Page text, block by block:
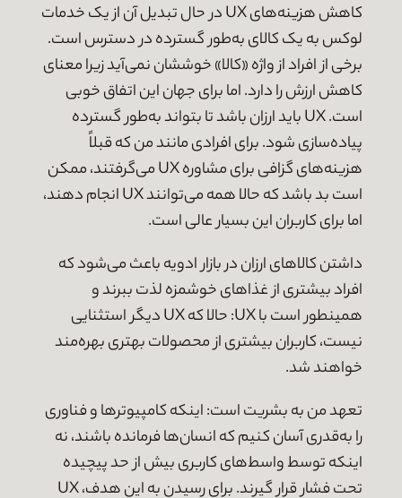
کاهش هزینه‌های UX در حال تبدیل آن از یک خدمات
لوکس به یک کالای به‌طور گسترده در دسترس است.
برخی از افراد از واژه «کالا» خوششان نمی‌آید زیرا معنای
کاهش ارزش را دارد. اما برای جهان این اتفاق خوبی
است. UX باید ارزان باشد تا بتواند به‌طور گسترده
پیاده‌سازی شود. برای افرادی مانند من که قبلاً
هزینه‌های گزافی برای مشاوره UX می‌گرفتند، ممکن
است بد باشد که حالا همه می‌توانند UX انجام دهند،
اما برای کاربران این بسیار عالی است.
داشتن کالاهای ارزان در بازار ادویه باعث می‌شود که
افراد بیشتری از غذاهای خوشمزه لذت ببرند و
همینطور است با UX: حالا که UX دیگر استثنایی
نیست، کاربران بیشتری از محصولات بهتری بهره‌مند
خواهند شد.
تعهد من به بشریت است: اینکه کامپیوترها و فناوری
را به‌قدری آسان کنیم که انسان‌ها فرمانده باشند، نه
اینکه توسط واسط‌های کاربری بیش از حد پیچیده
تحت فشار قرار گیرند. برای رسیدن به این هدف، UX